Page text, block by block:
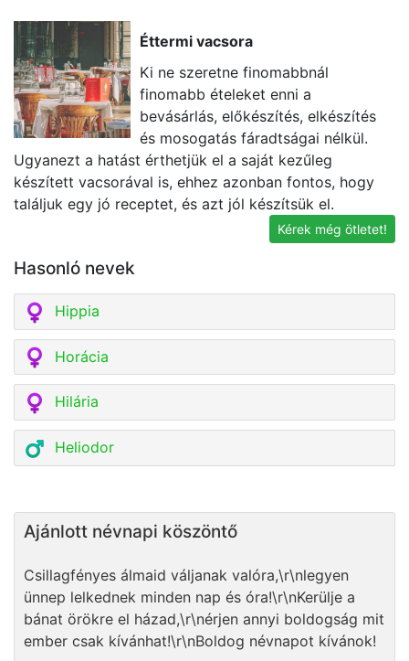
Éttermi vacsora
Ki ne szeretne finomabbnál
finomabb ételeket enni a
bevásárlás, előkészítés, elkészítés
és mosogatás fáradtságai nélkül.
Ugyanezt a hatást érthetjük el a saját kezűleg
készített vacsorával is, ehhez azonban fontos, hogy
találjuk egy jó receptet, és azt jól készítsük el.
Kérek még ötletet!
Hasonló nevek
Hippia
Horácia
Hilária
Heliodor
Ajánlott névnapi köszöntő
Csillagfényes álmaid váljanak valóra,\r\nlegyen
ünnep lelkednek minden nap és óra!\r\nKerülje a
bánat örökre el házad,\r\nérjen annyi boldogság mit
ember csak kívánhat!\r\nBoldog névnapot kívánok!